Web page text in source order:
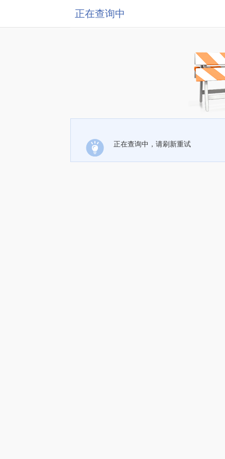
正在查询中
正在查询中，请刷新重试